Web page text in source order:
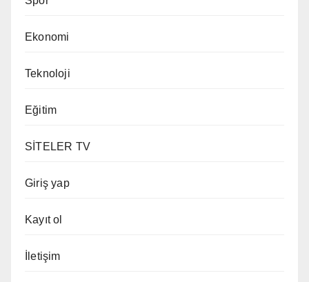
Ekonomi
Teknoloji
Eğitim
SİTELER TV
Giriş yap
Kayıt ol
İletişim